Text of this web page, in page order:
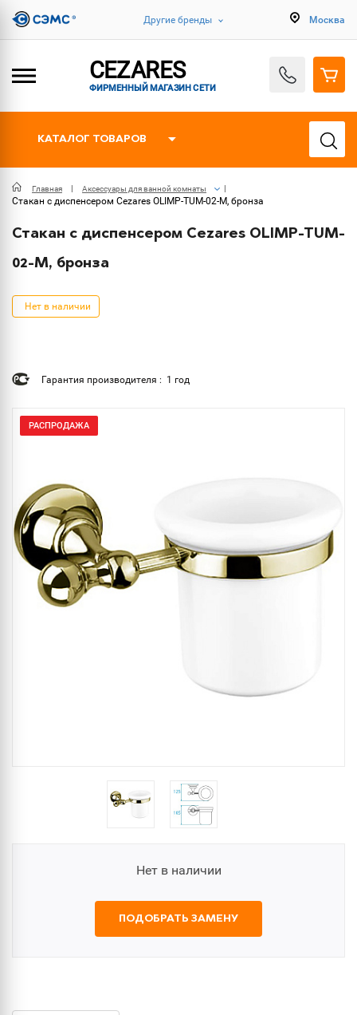
Другие бренды Москва
CEZARES
ФИРМЕННЫЙ МАГАЗИН СЕТИ
КАТАЛОГ ТОВАРОВ
Главная Аксессуары для ванной комнаты
Стакан с диспенсером Cezares OLIMP-TUM-02-M, бронза
Стакан с диспенсером Cezares OLIMP-TUM-
02-M, бронза
Нет в наличии
Гарантия производителя : 1 год
РАСПРОДАЖА
Нет в наличии
ПОДОБРАТЬ ЗАМЕНУ